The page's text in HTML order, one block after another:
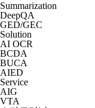
Summarization
DeepQA
GED/GEC
Solution
AI OCR
BCDA
BUCA
AIED
Service
AIG
VTA